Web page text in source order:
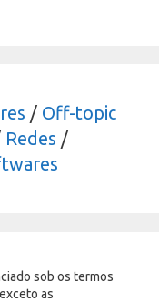
/ Off-topic
Redes /
sob os termos
as